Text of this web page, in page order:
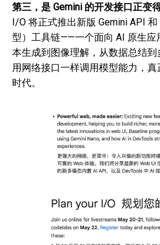
第三，是 Gemini 的开发接口正变
I/O 将正式推出新版 Gemini API
型）工具链——一个面向 AI 原生应
本生成到图像理解，从数据总结
用网络接口一样调用模型能力，
时代。